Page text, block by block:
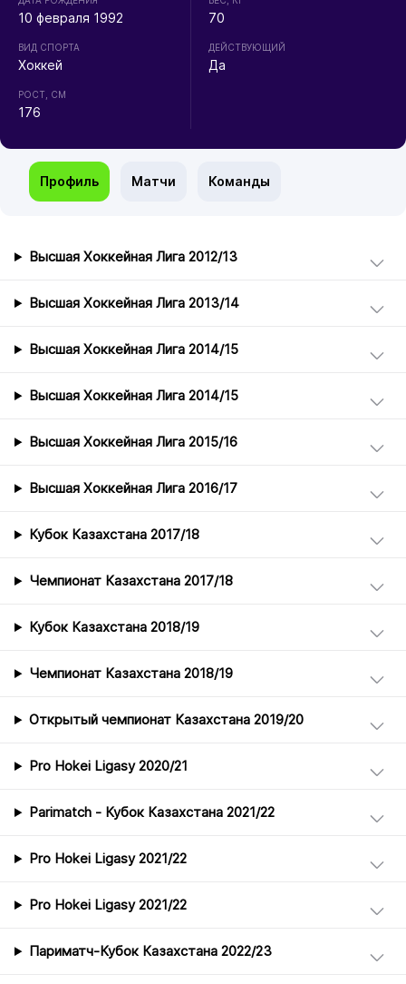
10 февраля 1992
ВИД СПОРТА
Хоккей
РОСТ, СМ
176
70
ДЕЙСТВУЮЩИЙ
Да
Профиль Матчи Команды
Высшая Хоккейная Лига 2012/13
Высшая Хоккейная Лига 2013/14
Высшая Хоккейная Лига 2014/15
Высшая Хоккейная Лига 2014/15
Высшая Хоккейная Лига 2015/16
Высшая Хоккейная Лига 2016/17
Кубок Казахстана 2017/18
Чемпионат Казахстана 2017/18
Кубок Казахстана 2018/19
Чемпионат Казахстана 2018/19
Открытый чемпионат Казахстана 2019/20
Pro Hokei Ligasy 2020/21
Parimatch - Кубок Казахстана 2021/22
Pro Hokei Ligasy 2021/22
Pro Hokei Ligasy 2021/22
Париматч-Кубок Казахстана 2022/23